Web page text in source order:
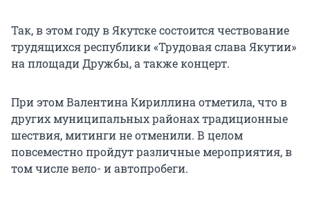
Так, в этом году в Якутске состоится чествование
трудящихся республики «Трудовая слава Якутии»
на площади Дружбы, а также концерт.
При этом Валентина Кириллина отметила, что в
других муниципальных районах традиционные
шествия, митинги не отменили. В целом
повсеместно пройдут различные мероприятия, в
том числе вело- и автопробеги.